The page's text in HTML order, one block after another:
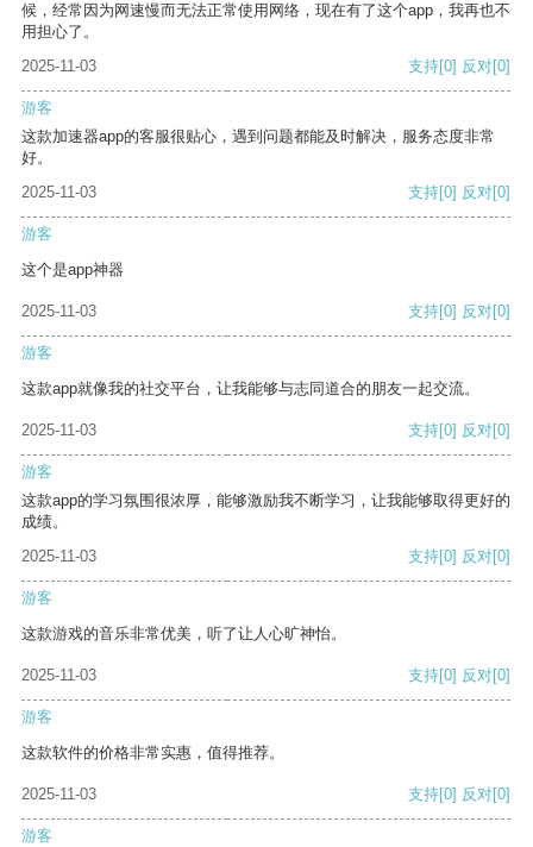
候，经常因为网速慢而无法正常使用网络，现在有了这个app，我再也不
用担心了。
2025-11-03
支持[0] 反对[0]
游客
这款加速器app的客服很贴心，遇到问题都能及时解决，服务态度非常
好。
2025-11-03
支持[0] 反对[0]
游客
这个是app神器
2025-11-03 支持[0] 反对[0]
游客
这款app就像我的社交平台，让我能够与志同道合的朋友一起交流。
2025-11-03 支持[0] 反对[0]
游客
这款app的学习氛围很浓厚，能够激励我不断学习，让我能够取得更好的
成绩。
2025-11-03
支持[0] 反对[0]
游客
这款游戏的音乐非常优美，听了让人心旷神怡。
2025-11-03 支持[0] 反对[0]
游客
这款软件的价格非常实惠，值得推荐。
2025-11-03 支持[0] 反对[0]
游客